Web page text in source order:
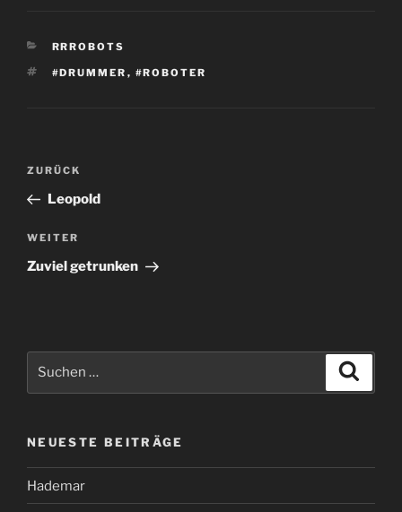
KATEGORIEN
RRROBOTS
SCHLAGWÖRTER
#DRUMMER , #ROBOTER
Beitragsnavigation
Vorheriger
Beitrag
ZURÜCK
Leopold
Nächster
Beitrag
WEITER
Zuviel getrunken
NEUESTE BEITRÄGE
Hademar